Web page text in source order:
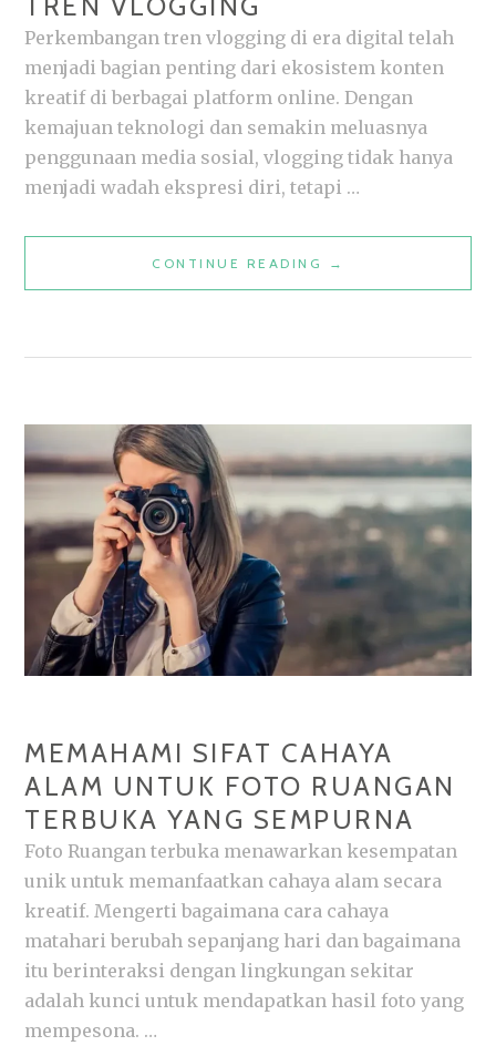
TREN VLOGGING
Perkembangan tren vlogging di era digital telah
menjadi bagian penting dari ekosistem konten
kreatif di berbagai platform online. Dengan
kemajuan teknologi dan semakin meluasnya
penggunaan media sosial, vlogging tidak hanya
menjadi wadah ekspresi diri, tetapi …
CONTINUE READING
KENAPA
KAMERA
UNTUK
TREN
VLOGGING
→
MEMAHAMI SIFAT CAHAYA
ALAM UNTUK FOTO RUANGAN
TERBUKA YANG SEMPURNA
Foto Ruangan terbuka menawarkan kesempatan
unik untuk memanfaatkan cahaya alam secara
kreatif. Mengerti bagaimana cara cahaya
matahari berubah sepanjang hari dan bagaimana
itu berinteraksi dengan lingkungan sekitar
adalah kunci untuk mendapatkan hasil foto yang
mempesona. …